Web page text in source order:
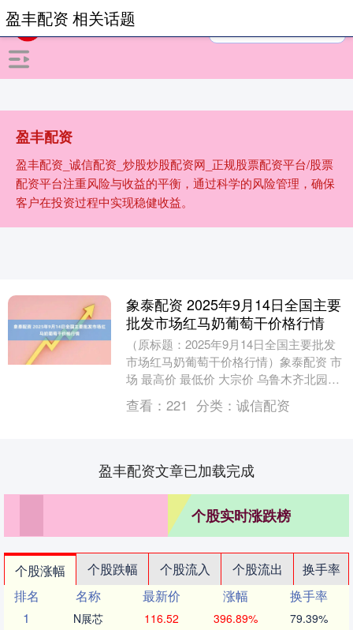
盈丰配资
盈丰配资_诚信配资_炒股炒股配资网_正规股票配资平台/股票
配资平台注重风险与收益的平衡，通过科学的风险管理，确保
客户在投资过程中实现稳健收益。
盈丰配资 相关话题
象泰配资 2025年9月14日全国主要
批发市场红马奶葡萄干价格行情
（原标题：2025年9月14日全国主要批发
市场红马奶葡萄干价格行情）象泰配资 市
场 最高价 最低价 大宗价 乌鲁木齐北园春
果业经营管理有限责任公司 90.00 ....
查看： 221 分类： 诚信配资
盈丰配资文章已加载完成
个股实时涨跌榜
个股涨幅 个股跌幅 个股流入 个股流出
换手率
排名
名称 最新价 涨幅
换手率
1
N展芯 116.52 396.89% 79.39%